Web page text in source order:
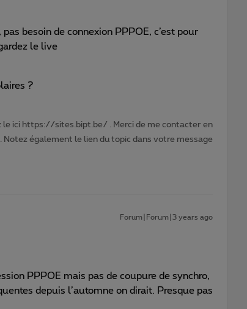
besoin de connexion PPPOE, c’est pour
le live
?
le ici https://sites.bipt.be/ . Merci de me contacter en
également le lien du topic dans votre message
Forum|Forum|3 years ago
PPPOE mais pas de coupure de synchro,
depuis l’automne on dirait. Presque pas